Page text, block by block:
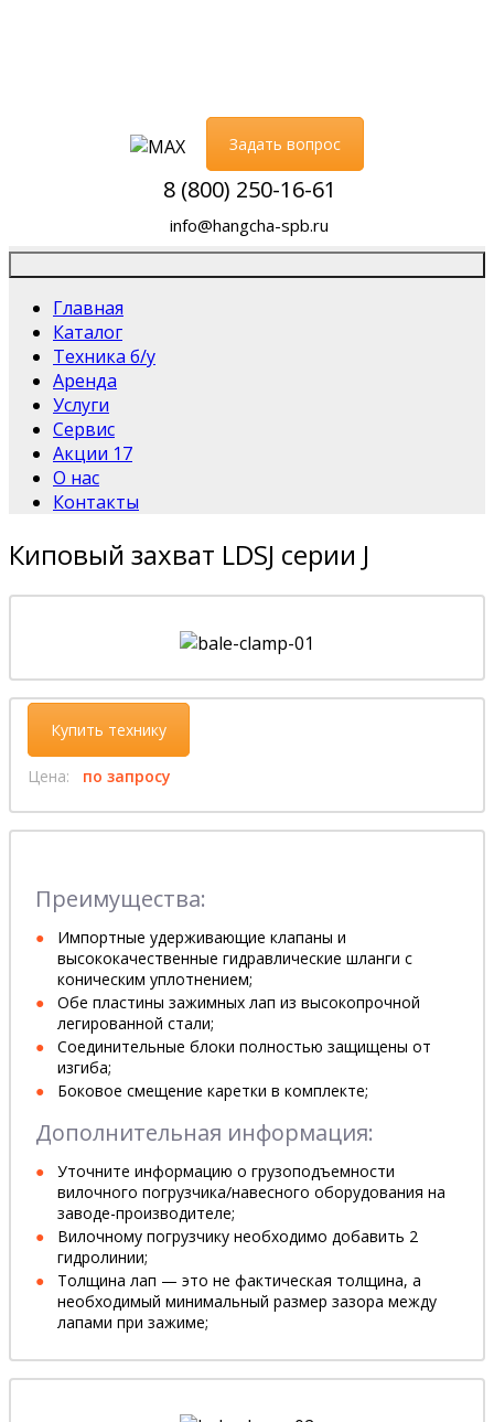
Задать вопрос
8 (800) 250-16-61
info@hangcha-spb.ru
Главная
Каталог
Техника б/у
Аренда
Услуги
Сервис
Акции 17
О нас
Контакты
Киповый захват LDSJ серии J
Купить технику
Цена: по запросу
Преимущества:
Импортные удерживающие клапаны и
высококачественные гидравлические шланги с
коническим уплотнением;
Обе пластины зажимных лап из высокопрочной
легированной стали;
Соединительные блоки полностью защищены от
изгиба;
Боковое смещение каретки в комплекте;
Дополнительная информация:
Уточните информацию о грузоподъемности
вилочного погрузчика/навесного оборудования на
заводе-производителе;
Вилочному погрузчику необходимо добавить 2
гидролинии;
Толщина лап — это не фактическая толщина, а
необходимый минимальный размер зазора между
лапами при зажиме;